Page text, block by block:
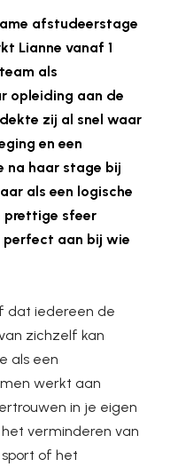
afstudeerstage
Lianne vanaf 1
als
opleiding aan de
zij al snel waar
en een
na haar stage bij
als een logische
prettige sfeer
perfect aan bij wie
dat iedereen de
zichzelf kan
als een
werkt aan
in je eigen
verminderen van
of het